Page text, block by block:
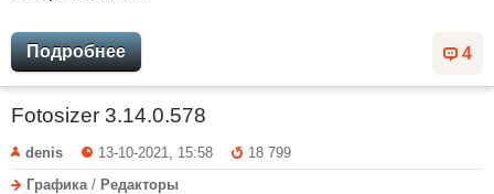
4
Подробнее
Fotosizer 3.14.0.578
denis 13-10-2021, 15:58
18 799
Графика/ Редакторы